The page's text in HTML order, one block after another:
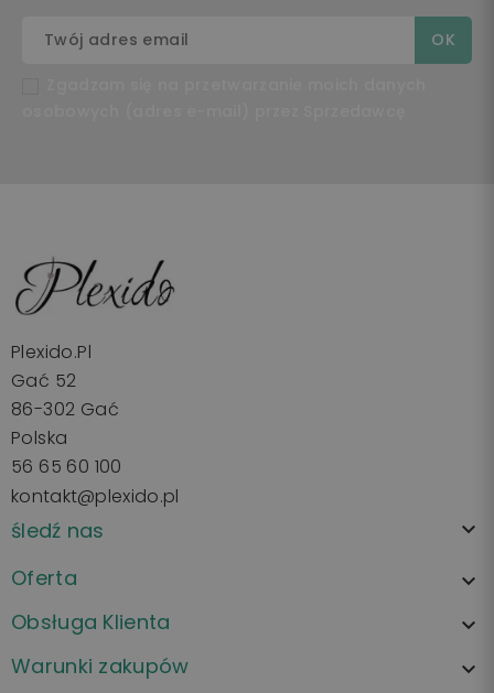
Plexido.pl
Gać 52
86-302 Gać
Polska
56 65 60 100
kontakt@plexido.pl
śledź nas 
Oferta 
Obsługa Klienta 
Warunki zakupów 